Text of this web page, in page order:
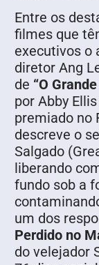
Entre os
filmes que
executivos o
diretor Ang
de “O
por Abby
premiado no
descreve o
Salgado
liberando
fundo sob a
um dos
Perdido no
do velejador